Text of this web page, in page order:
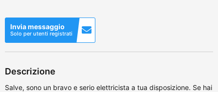
Invia messaggio
Solo per utenti registrati
Descrizione
Salve, sono un bravo e serio elettricista a tua disposizione. Se hai